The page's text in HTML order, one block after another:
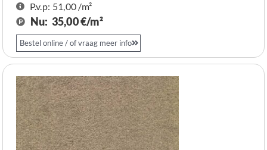
P.v.p: 51,00 /m²
Nu: 35,00 €/m²
Bestel online / of vraag meer info